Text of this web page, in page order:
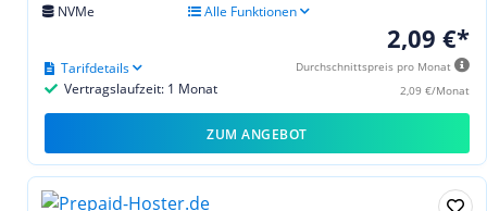
NVMe Alle Funktionen
2,09 €*
Durchschnittspreis pro Monat
2,09 €/Monat
Vertragslaufzeit: 1 Monat
Tarifdetails
ZUM ANGEBOT